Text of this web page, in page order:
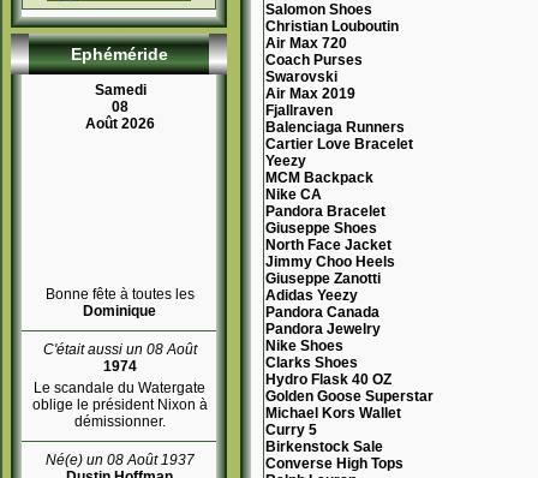
Ephéméride
Samedi
08
Août 2026
Bonne fête à toutes les
Dominique
C'était aussi un 08 Août
1974
Le scandale du Watergate
oblige le président Nixon à
démissionner.
Né(e) un 08 Août 1937
Salomon Shoes
Christian Louboutin
Air Max 720
Coach Purses
Swarovski
Air Max 2019
Fjallraven
Balenciaga Runners
Cartier Love Bracelet
Yeezy
MCM Backpack
Nike CA
Pandora Bracelet
Giuseppe Shoes
North Face Jacket
Jimmy Choo Heels
Giuseppe Zanotti
Adidas Yeezy
Pandora Canada
Pandora Jewelry
Nike Shoes
Clarks Shoes
Hydro Flask 40 OZ
Golden Goose Superstar
Michael Kors Wallet
Curry 5
Birkenstock Sale
Converse High Tops